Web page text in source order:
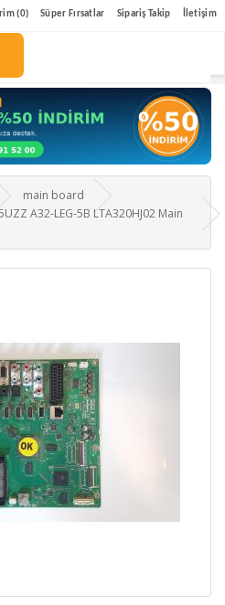
(0) Süper Fırsatlar Sipariş Takip İletişim
main board
A32-LEG-5B LTA320HJ02 Main